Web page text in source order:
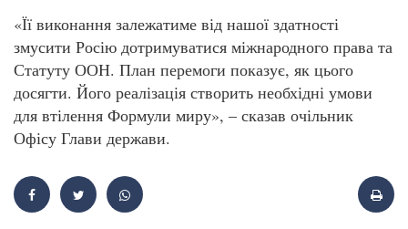
«Її виконання залежатиме від нашої здатності
змусити Росію дотримуватися міжнародного права та
Статуту ООН. План перемоги показує, як цього
досягти. Його реалізація створить необхідні умови
для втілення Формули миру», – сказав очільник
Офісу Глави держави.